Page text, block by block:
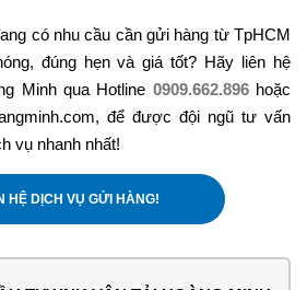
có nhu cầu cần gửi hàng từ TpHCM
đúng hẹn và giá tốt? Hãy liên hệ
Minh qua Hotline 0909.662.896hoặc
để được đội ngũ tư vấn
vụ nhanh nhất!
HỆ DỊCH VỤ GỬI HÀNG!